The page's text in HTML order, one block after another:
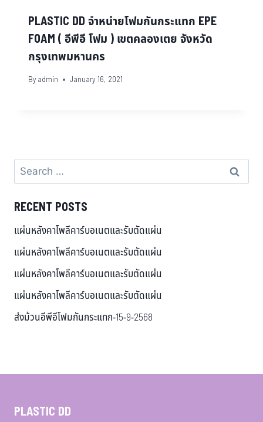
PLASTIC DD จำหน่ายโฟมกันกระแทก EPE
FOAM ( อีพีอี โฟม ) เขตคลองเตย จังหวัด
กรุงเทพมหานคร
By admin January 16, 2021
RECENT POSTS
แผ่นหลังคาโพลีคาร์บอเนตและรับตัดแผ่น
แผ่นหลังคาโพลีคาร์บอเนตและรับตัดแผ่น
แผ่นหลังคาโพลีคาร์บอเนตและรับตัดแผ่น
แผ่นหลังคาโพลีคาร์บอเนตและรับตัดแผ่น
ส่งม้วนอีพีอีโฟมกันกระแทก-15-9-2568
PLASTIC DD